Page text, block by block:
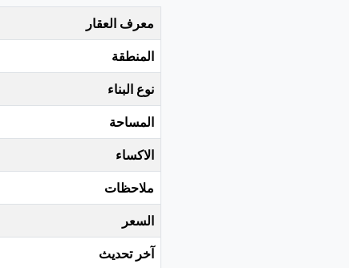
معرف العقار
المنطقة
نوع البناء
المساحة
الاكساء
ملاحظات
السعر
آخر تحديث